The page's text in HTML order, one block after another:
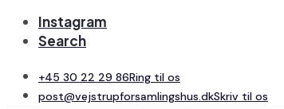
Instagram
Search
+45 30 22 29 86Ring til os
post@vejstrupforsamlingshus.dkSkriv til os